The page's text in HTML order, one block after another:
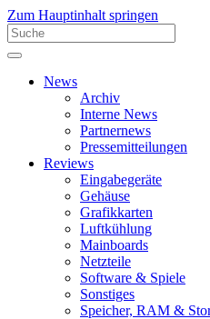
Zum Hauptinhalt springen
News
Archiv
Interne News
Partnernews
Pressemitteilungen
Reviews
Eingabegeräte
Gehäuse
Grafikkarten
Luftkühlung
Mainboards
Netzteile
Software & Spiele
Sonstiges
Speicher, RAM &